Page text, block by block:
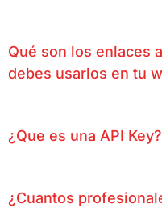
Qué son los enlaces
debes usarlos en tu
¿Que es una API Key?
¿Cuantos